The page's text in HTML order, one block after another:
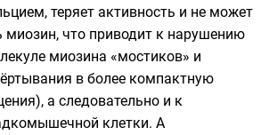
теряет активность и не может
что приводит к нарушению
миозина «мостиков» и
в более компактную
а следовательно и к
клетки. А